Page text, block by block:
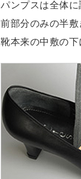
パンプスは全体に
前部分のみの半敷
靴本来の中敷の